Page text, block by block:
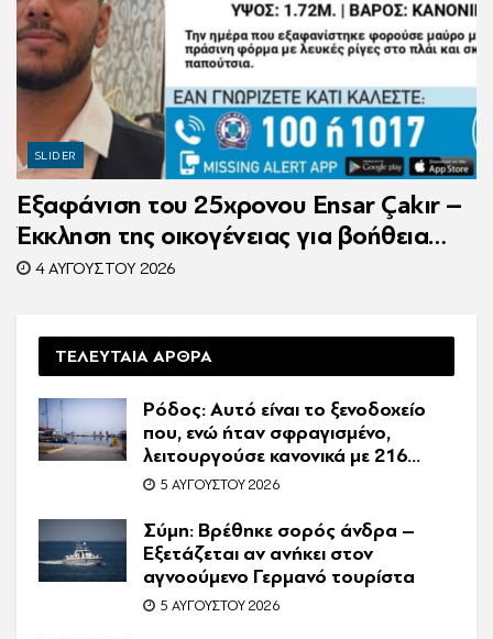
SLIDER
Εξαφάνιση του 25χρονου Ensar Çakır –
Έκκληση της οικογένειας για βοήθεια
στον εντοπισμό του
4 ΑΥΓΟΎΣΤΟΥ 2026
ΤΕΛΕΥΤΑΙΑ ΑΡΘΡΑ
Ρόδος: Αυτό είναι το ξενοδοχείο
που, ενώ ήταν σφραγισμένο,
λειτουργούσε κανονικά με 216
πελάτες – Συνελήφθη η
5 ΑΥΓΟΎΣΤΟΥ 2026
Σύμη: Βρέθηκε σορός άνδρα –
Εξετάζεται αν ανήκει στον
αγνοούμενο Γερμανό τουρίστα
5 ΑΥΓΟΎΣΤΟΥ 2026